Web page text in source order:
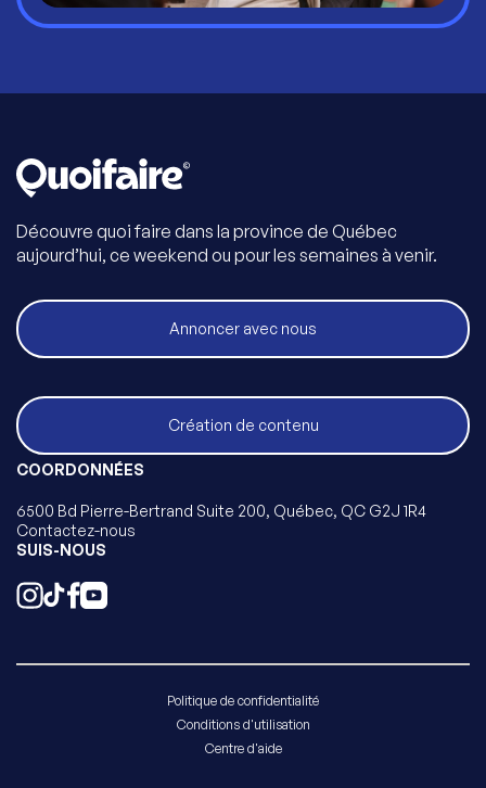
Découvre quoi faire dans la province de Québec
aujourd’hui, ce weekend ou pour les semaines à venir.
Annoncer avec nous
Création de contenu
COORDONNÉES
6500 Bd Pierre-Bertrand Suite 200, Québec, QC G2J 1R4
Contactez-nous
SUIS-NOUS
Politique de confidentialité
Conditions d'utilisation
Centre d'aide